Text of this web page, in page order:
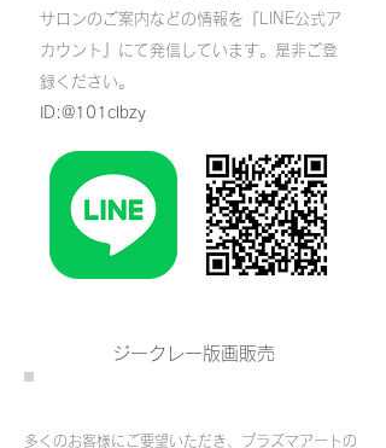
サロンのご案内などの情報を『LINE公式ア
カウント』にて発信しています。 ​是非ご登
録ください。
​ID:@101clbzy
ジークレー版画販売
多くのお客様にご要望いただき、プラズマアートの